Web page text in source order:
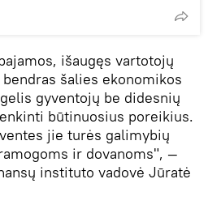
išaugęs vartotojų
šalies ekonomikos
gyventojų be didesnių
būtinuosius poreikius.
jie turės galimybių
ir dovanoms", ―
instituto vadovė Jūratė